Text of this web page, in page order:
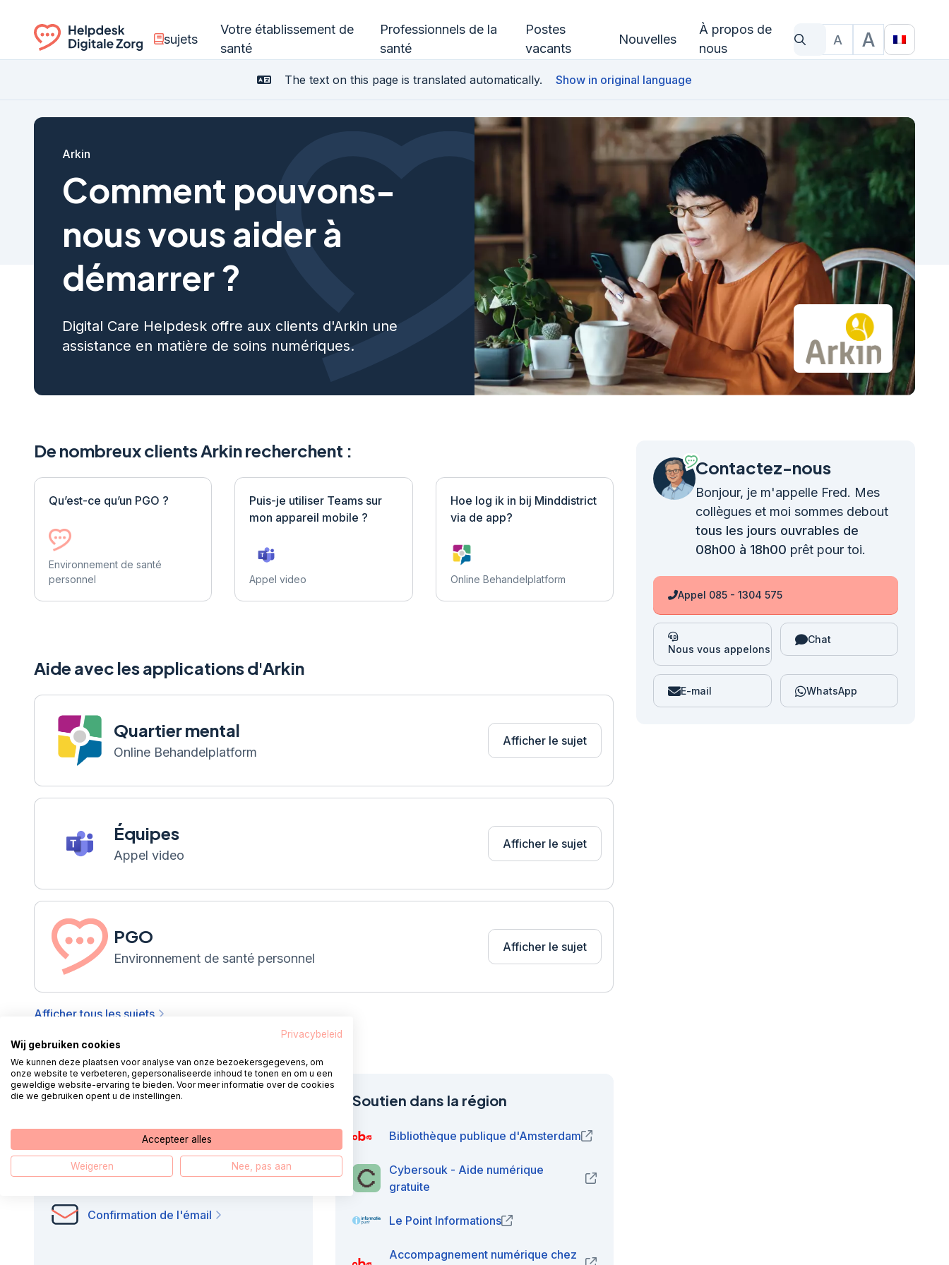
Ga naar de homepagina
sujets
Votre établissement de
santé
Professionnels de la
santé
Postes
vacants
Nouvelles
À propos de
nous
Qu'est-ce que tu cherches?
Taille du texte
A A
The text on this page is translated automatically. Show in original language
Arkin
Comment pouvons-
nous vous aider à
démarrer ?
Digital Care Helpdesk offre aux clients d'Arkin une
assistance en matière de soins numériques.
De nombreux clients Arkin recherchent :
Qu’est-ce qu’un PGO ?
Environnement de santé
personnel
Puis-je utiliser Teams sur
mon appareil mobile ?
Appel video
Hoe log ik in bij Minddistrict
via de app?
Online Behandelplatform
Aide avec les applications d'Arkin
Quartier mental
Online Behandelplatform
Afficher le sujet
Équipes
Appel video
Afficher le sujet
PGO
Environnement de santé personnel
Afficher le sujet
Afficher tous les sujets
Contactez-nous
Bonjour, je m'appelle Fred. Mes
collègues et moi sommes debout
tous les jours ouvrables de
08h00 à 18h00 prêt pour toi.
Appel 085 - 1304 575
Nous vous appelons
Chat
E-mail WhatsApp
Digitale zelfhulp
Algemene instellingen
Sécurité numérique
Confirmation de l'émail
Soutien dans la région
Bibliothèque publique d'Amsterdam (opens in new window)
Cybersouk - Aide numérique
gratuite
(opens in new window)
Le Point Informations (opens in new window)
Accompagnement numérique chez
(opens in new window)
Privacybeleid
Wij gebruiken cookies
We kunnen deze plaatsen voor analyse van onze bezoekersgegevens, om
onze website te verbeteren, gepersonaliseerde inhoud te tonen en om u een
geweldige website-ervaring te bieden. Voor meer informatie over de cookies
die we gebruiken opent u de instellingen.
Accepteer alles
Weigeren Nee, pas aan